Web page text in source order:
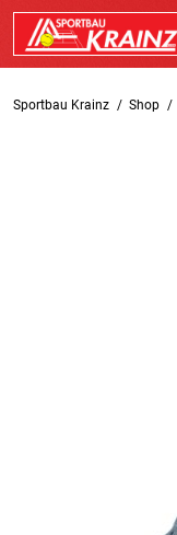
Sportbau Krainz Shop